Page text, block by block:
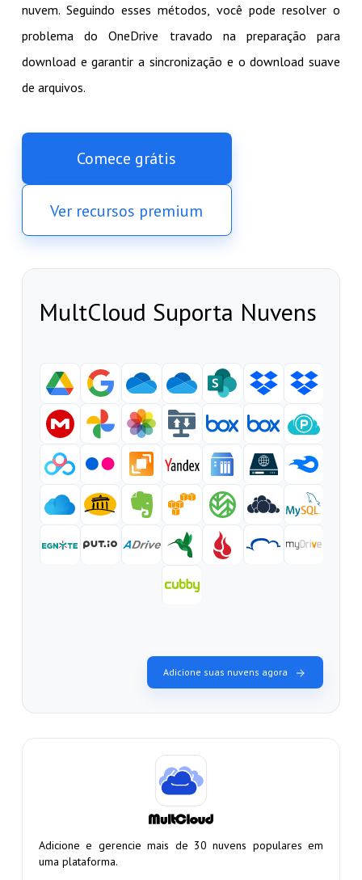
nuvem. Seguindo esses métodos, você pode resolver o
problema do OneDrive travado na preparação para
download e garantir a sincronização e o download suave
de arquivos.
Comece grátis
Ver recursos premium
MultCloud Suporta Nuvens
Adicione suas nuvens agora
Adicione e gerencie mais de 30 nuvens populares em
uma plataforma.